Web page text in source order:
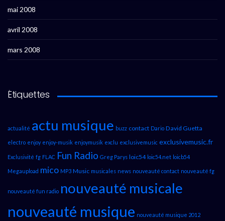
mai 2008
avril 2008
mars 2008
Étiquettes
actualité actu musique buzz contact Dario David Guetta
electro enjoy enjoy-musik enjoymusik exclu exclusivemusic exclusivemusic.fr
Exclusivité fg FLAC Fun Radio Greg Parys loic54 loic54.net loicb54
Megaupload mico MP3 Music musicales news nouveauté contact nouveauté fg
nouveauté fun radio nouveauté musicale
nouveauté musique nouveauté musique 2012